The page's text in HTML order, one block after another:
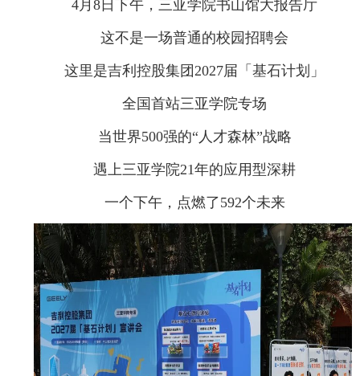
4月8日下午，三亚学院书山馆大报告厅
这不是一场普通的校园招聘会
这里是吉利控股集团2027届「基石计划」
全国首站三亚学院专场
当世界500强的“人才森林”战略
遇上三亚学院21年的应用型深耕
一个下午，点燃了592个未来